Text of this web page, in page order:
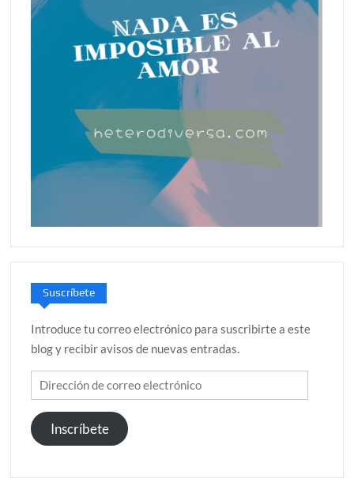
Suscríbete
Introduce tu correo electrónico para suscribirte a este
blog y recibir avisos de nuevas entradas.
Dirección
de
correo
electrónico
Inscríbete